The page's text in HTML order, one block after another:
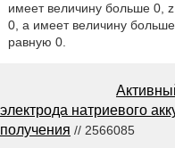
имеет величину больше 0,
0, а имеет величину
равную 0.
электрода натриевого
получения // 2566085